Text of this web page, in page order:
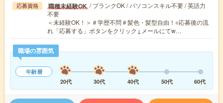
応募資格 職種未経験OK / ブランクOK / パソコンスキル不要 / 英語力
不要
＜未経験OK！＞＃学歴不問＃髪色・髪型自由！○応募後の流
れ「応募する」ボタンをクリック↓メールにてw…
職場の雰囲気
年齢層
20代
30代 40代 50代 60代